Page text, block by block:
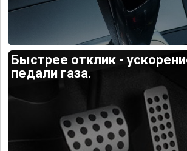
Быстрее отклик -
педали газа.